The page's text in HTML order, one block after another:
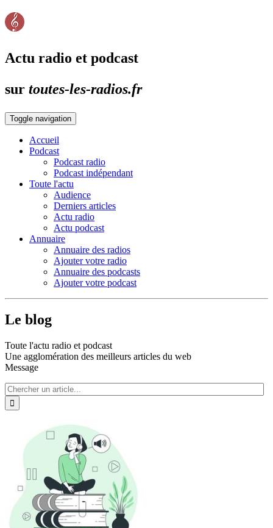
Actu radio et podcast
sur toutes-les-radios.fr
Toggle navigation
Accueil
Podcast
Podcast radio
Podcast indépendant
Toute l'actu
Audience
Derniers articles
Actu radio
Actu podcast
Annuaire
Annuaire des radios
Ajouter votre radio
Annuaire des podcasts
Ajouter votre podcast
Le blog
Toute l'actu radio et podcast
Une agglomération des meilleurs articles du web
Message